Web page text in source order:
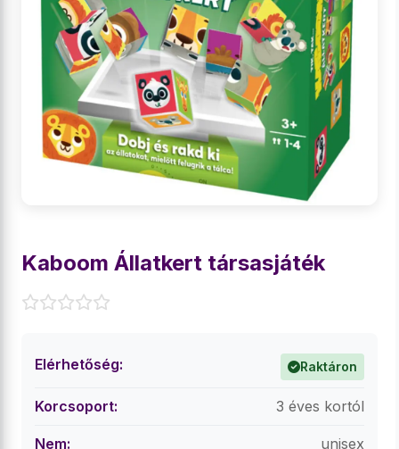
Kaboom Állatkert társasjáték
Elérhetőség: Raktáron
Korcsoport: 3 éves kortól
Nem: unisex